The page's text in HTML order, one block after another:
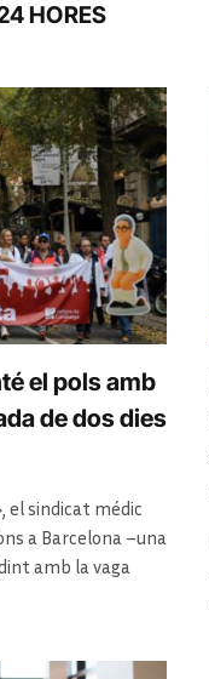
HORES
el pols amb
de dos dies
el sindicat médic
a Barcelona –una
amb la vaga